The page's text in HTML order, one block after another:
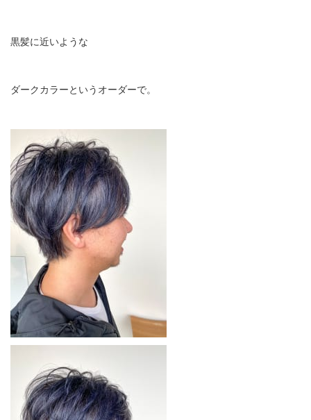
黒髪に近いような
ダークカラーというオーダーで。